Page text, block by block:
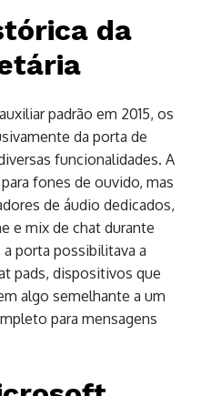
da
padrão em 2015, os
da porta de
funcionalidades. A
fones de ouvido, mas
de áudio dedicados,
e mix de chat durante
porta possibilitava a
pads, dispositivos que
algo semelhante a um
para mensagens